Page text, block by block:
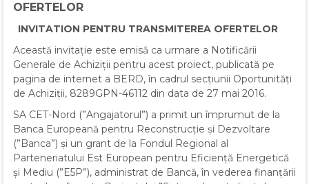
OFERTELOR
INVITATION PENTRU TRANSMITEREA OFERTELOR
Această invitație este emisă ca urmare a Notificării
Generale de Achiziții pentru acest proiect, publicată pe
pagina de internet a BERD, în cadrul secțiunii Oportunități
de Achiziții, 8289GPN-46112 din data de 27 mai 2016.
SA CET-Nord (”Angajatorul”) a primit un împrumut de la
Banca Europeană pentru Reconstrucție și Dezvoltare
(”Banca”) și un grant de la Fondul Regional al
Parteneriatului Est European pentru Eficiență Energetică
și Mediu (”E5P”), administrat de Bancă, în vederea finanțării